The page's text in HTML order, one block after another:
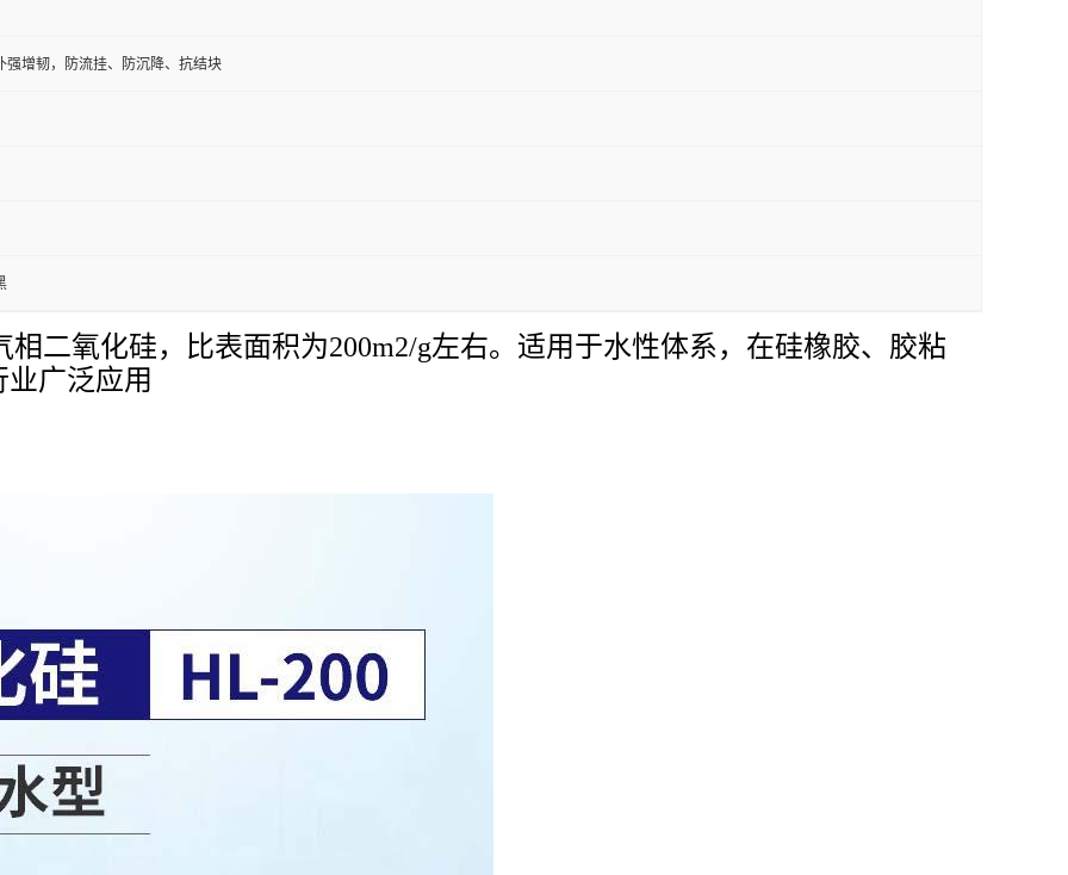
强增韧，防流挂、防沉降、抗结块
二氧化硅，比表面积为200m2/g左右。适用于水性体系，在硅橡胶、胶粘
广泛应用